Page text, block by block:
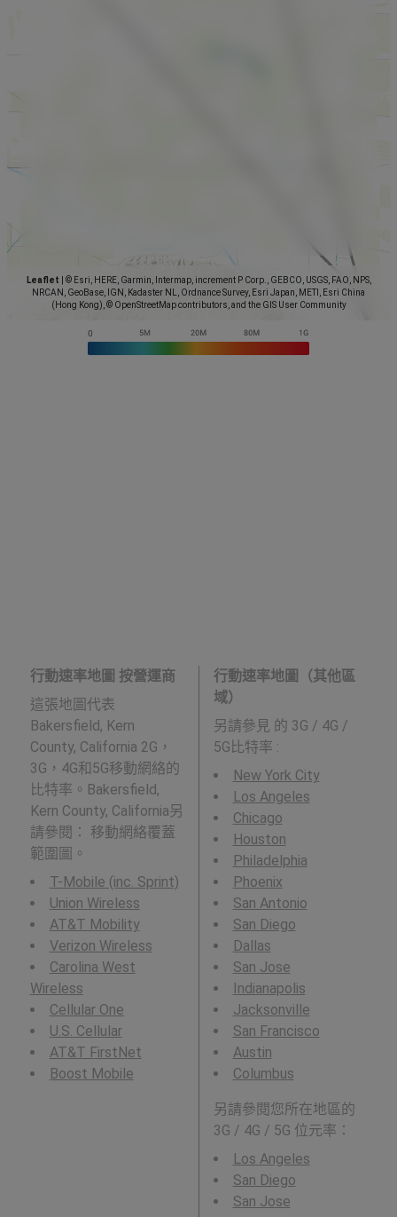
Leaflet
© Esri, HERE, Garmin, Intermap, increment P Corp., GEBCO, USGS, FAO, NPS,
NRCAN, GeoBase, IGN, Kadaster NL, Ordnance Survey, Esri Japan, METI, Esri China
(Hong Kong), © OpenStreetMap contributors, and the GIS User Community
行動速率地圖 按營運商
這張地圖代表
Bakersfield, Kern
County, California 2G，
3G，4G和5G移動網絡的
比特率。Bakersfield,
Kern County, California另
請參閱： 移動網絡覆蓋
範圍圖。
T-Mobile (inc. Sprint)
Union Wireless
AT&T Mobility
Verizon Wireless
Carolina West
Wireless
Cellular One
U.S. Cellular
AT&T FirstNet
Boost Mobile
行動速率地圖（其他區
域）
另請參見 的 3G / 4G /
5G比特率 :
New York City
Los Angeles
Chicago
Houston
Philadelphia
Phoenix
San Antonio
San Diego
Dallas
San Jose
Indianapolis
Jacksonville
San Francisco
Austin
Columbus
另請參閱您所在地區的
3G / 4G / 5G 位元率：
Los Angeles
San Diego
San Jose